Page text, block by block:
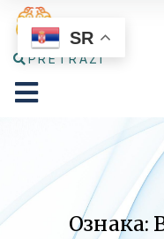
PRETRAŽI
Ознака:
SR